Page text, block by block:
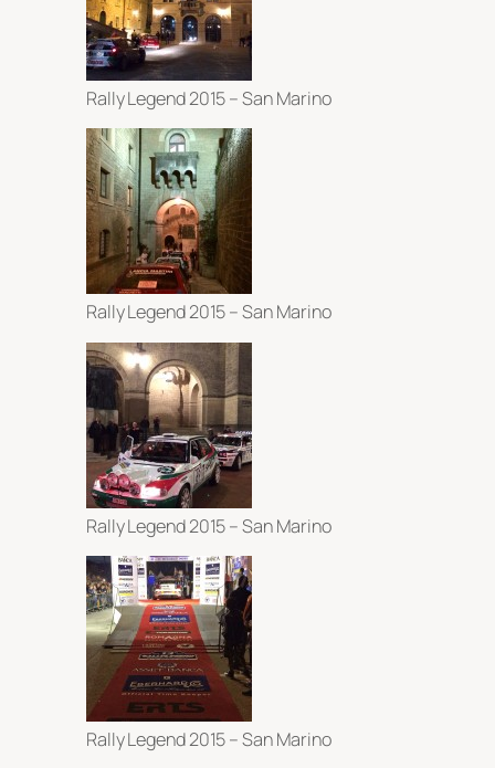
Rally Legend 2015 – San Marino
Rally Legend 2015 – San Marino
Rally Legend 2015 – San Marino
Rally Legend 2015 – San Marino